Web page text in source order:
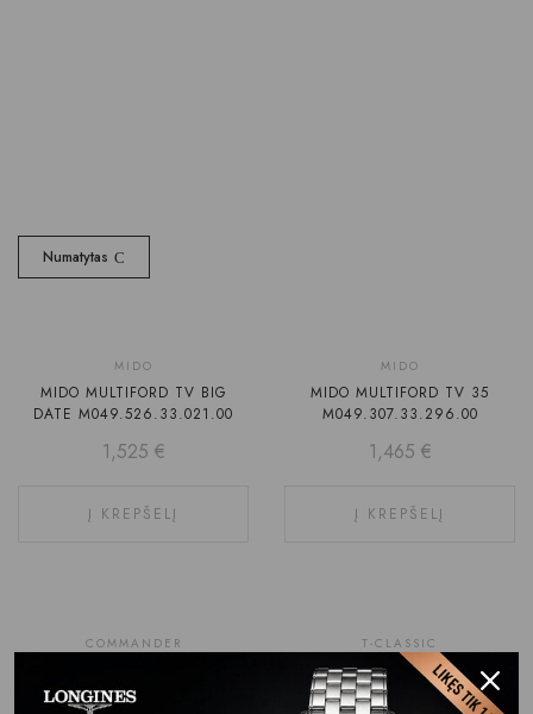
Numatytas
MIDO
MIDO MULTIFORD TV BIG
DATE M049.526.33.021.00
1,525 €
Į KREPŠELĮ
MIDO
MIDO MULTIFORD TV 35
M049.307.33.296.00
1,465 €
Į KREPŠELĮ
COMMANDER
M021.430.33.091.00
T-CLASSIC
TISSOT PRX 25MM
T137.010.33.506.00